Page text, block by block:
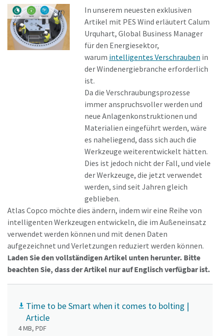
Sehen Sie sich alle unsere Branchen an
Lassen Sie Ihre jetzt Ihre Werkzeuge testen und
Ihre Messmittel richtig kalibrieren!
Lieferzeiten auf einen Blick, Preise und
Produktverfügbarkeiten einsehen oder schnell eine
Bestellung selbst aufgeben – und das rund um die Uhr, 365
Tage im Jahr?
Zugang zu Webshop anfragen
Maßzeichnungen, Informationen zu Ersatzteilen, Produkt
-und Bedienungsanleitungen sowie weitere Information
Hier geht's zu unserem ServAid
Momentum Talks
Entdecken Sie inspirierende und ansprechende Gespräche
bei Atlas Copco
In unserem neuesten exklusiven
Artikel mit PES Wind erläutert Calum
Urquhart, Global Business Manager
für den Energiesektor,
warum intelligentes Verschrauben in
der Windenergiebranche erforderlich
ist.
Da die Verschraubungsprozesse
immer anspruchsvoller werden und
neue Anlagenkonstruktionen und
Materialien eingeführt werden, wäre
es naheliegend, dass sich auch die
Werkzeuge weiterentwickelt hätten.
Dies ist jedoch nicht der Fall, und viele
der Werkzeuge, die jetzt verwendet
werden, sind seit Jahren gleich
geblieben.
Atlas Copco möchte dies ändern, indem wir eine Reihe von
intelligenten Werkzeugen entwickeln, die im Außeneinsatz
verwendet werden können und mit denen Daten
aufgezeichnet und Verletzungen reduziert werden können.
Laden Sie den vollständigen Artikel unten herunter. Bitte
beachten Sie, dass der Artikel nur auf Englisch verfügbar ist.
Time to be Smart when it comes to bolting |
Article
4 MB, PDF